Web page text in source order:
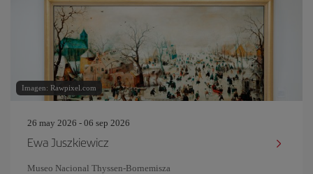
Imagen: Rawpixel.com
26 may 2026 - 06 sep 2026
Ewa Juszkiewicz
Museo Nacional Thyssen-Bornemisza